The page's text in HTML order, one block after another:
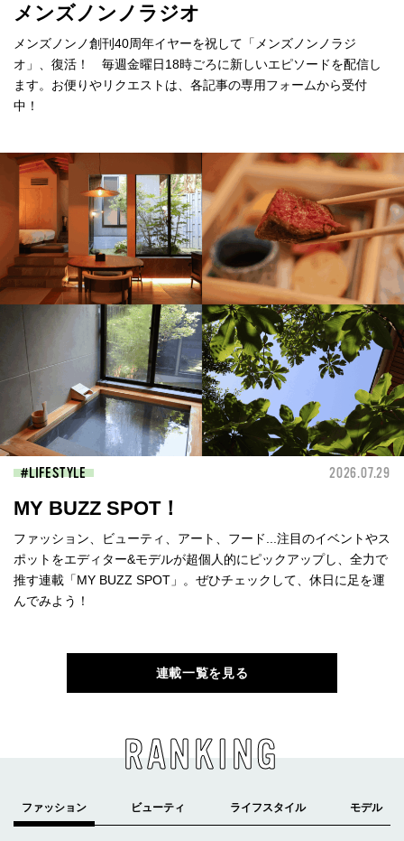
メンズノンノラジオ
メンズノンノ創刊40周年イヤーを祝して「メンズノンノラジ
オ」、復活！ 毎週金曜日18時ごろに新しいエピソードを配信し
ます。お便りやリクエストは、各記事の専用フォームから受付
中！
LIFESTYLE 2026.07.29
MY BUZZ SPOT！
ファッション、ビューティ、アート、フード...注目のイベントやス
ポットをエディター&モデルが超個人的にピックアップし、全力で
推す連載「MY BUZZ SPOT」。ぜひチェックして、休日に足を運
んでみよう！
連載一覧を見る
RANKING